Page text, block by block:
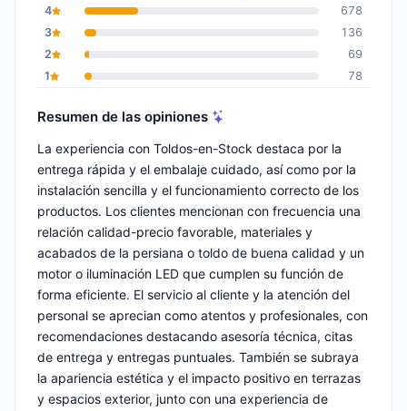
4
678
3
136
2
69
1
78
Resumen de las opiniones
La experiencia con Toldos-en-Stock destaca por la
entrega rápida y el embalaje cuidado, así como por la
instalación sencilla y el funcionamiento correcto de los
productos. Los clientes mencionan con frecuencia una
relación calidad-precio favorable, materiales y
acabados de la persiana o toldo de buena calidad y un
motor o iluminación LED que cumplen su función de
forma eficiente. El servicio al cliente y la atención del
personal se aprecian como atentos y profesionales, con
recomendaciones destacando asesoría técnica, citas
de entrega y entregas puntuales. También se subraya
la apariencia estética y el impacto positivo en terrazas
y espacios exterior, junto con una experiencia de